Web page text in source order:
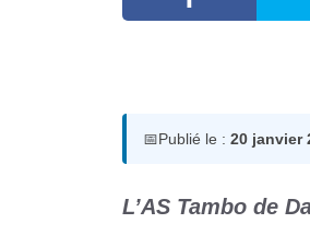
📅Publié le : 20 janvier
L’AS Tambo de